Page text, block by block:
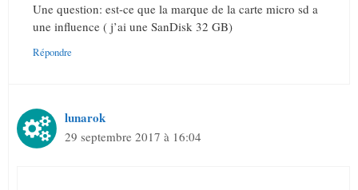
Une question: est-ce que la marque de la carte micro sd a
une influence ( j’ai une SanDisk 32 GB)
Répondre
lunarok
29 septembre 2017 à 16:04